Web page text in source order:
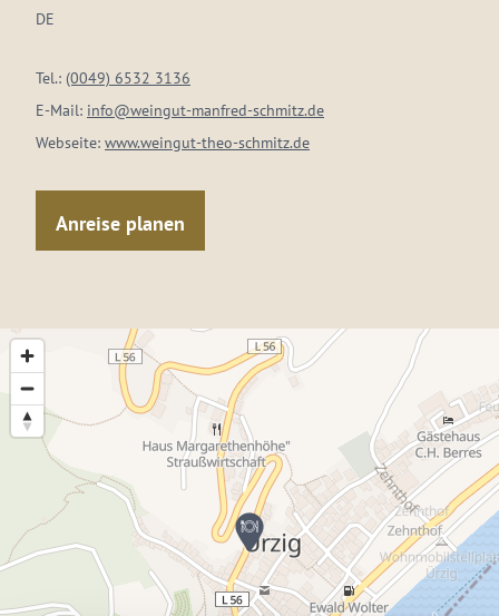
DE
Tel.: (0049) 6532 3136
E-Mail: info@weingut-manfred-schmitz.de
Webseite: www.weingut-theo-schmitz.de
Anreise planen